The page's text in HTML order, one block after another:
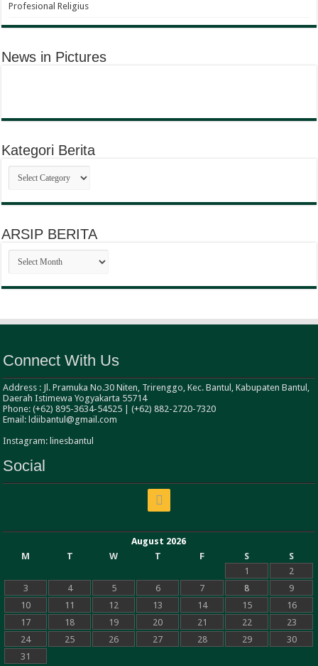
Profesional Religius
News in Pictures
Kategori Berita
Kategori
Berita
ARSIP BERITA
ARSIP
BERITA
Connect With Us
Address : Jl. Pramuka No.30 Niten, Trirenggo, Kec. Bantul, Kabupaten Bantul,
Daerah Istimewa Yogyakarta 55714
Phone: (+62) 895-3634-54525 | (+62) 882-2720-7320
Email: ldiibantul@gmail.com
Instagram: linesbantul
Social
August 2026
M
T W T F S
S
1
2
3
4 5 6 7 8
9
10
11 12 13 14 15
16
17
18 19 20 21 22
23
24
25 26 27 28 29
30
31